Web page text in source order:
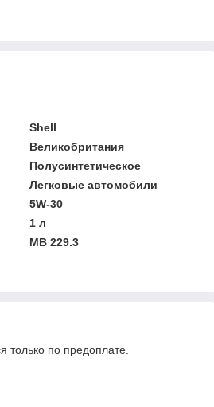
Shell
Великобритания
Полусинтетическое
Легковые автомобили
5W-30
1 л
MB 229.3
только по предоплате.